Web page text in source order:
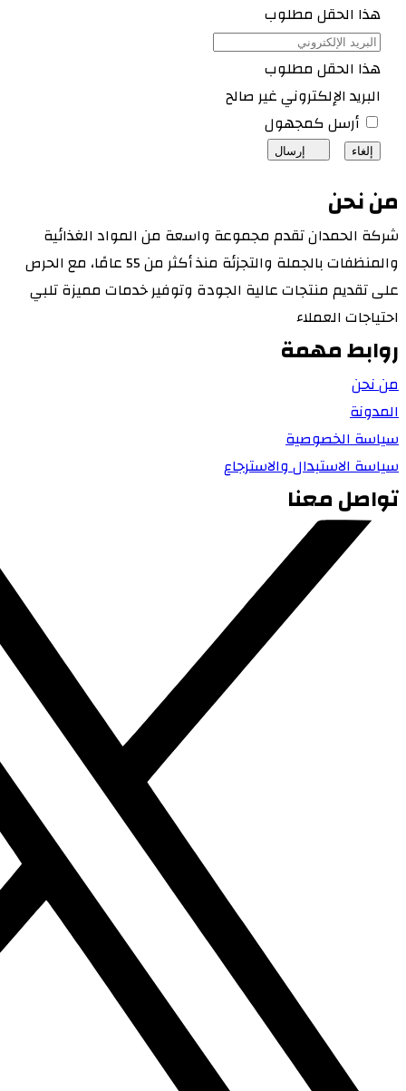
هذا الحقل مطلوب
هذا الحقل مطلوب
البريد الإلكتروني غير صالح
أرسل كمجهول
إلغاء إرسال
من نحن
شركة الحمدان تقدم مجموعة واسعة من المواد الغذائية
والمنظفات بالجملة والتجزئة منذ أكثر من 55 عامًا، مع الحرص
على تقديم منتجات عالية الجودة وتوفير خدمات مميزة تلبي
احتياجات العملاء
روابط مهمة
من نحن
المدونة
سياسة الخصوصية
سياسة الاستبدال والاسترجاع
تواصل معنا